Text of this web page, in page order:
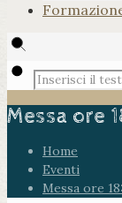
Messa ore
Home
Eventi
Messa ore